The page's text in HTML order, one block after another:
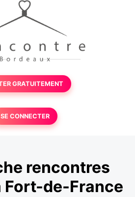
GRATUITEMENT
SE CONNECTER
rencontres
Fort-de-France